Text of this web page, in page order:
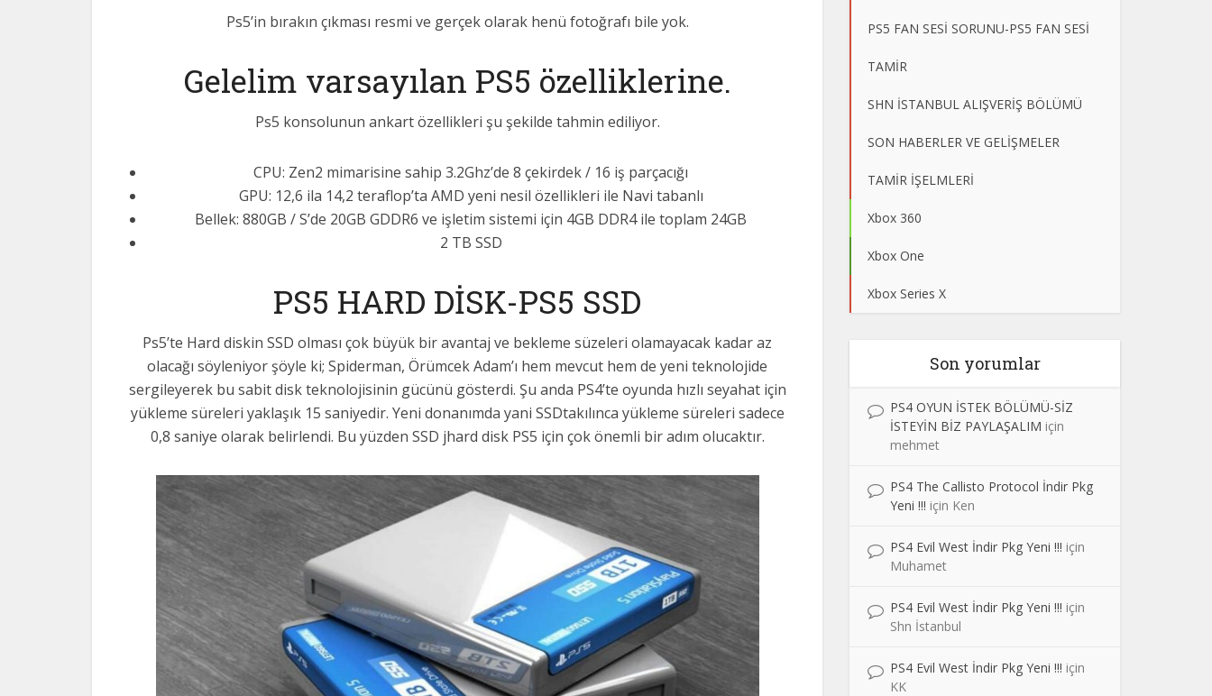
Ps5’in bırakın çıkması resmi ve gerçek olarak henü fotoğrafı bile yok.
Gelelim varsayılan PS5 özelliklerine.
Ps5 konsolunun ankart özellikleri şu şekilde tahmin ediliyor.
CPU: Zen2 mimarisine sahip 3.2Ghz’de 8 çekirdek / 16 iş parçacığı
GPU: 12,6 ila 14,2 teraflop’ta AMD yeni nesil özellikleri ile Navi tabanlı
Bellek: 880GB / S’de 20GB GDDR6 ve işletim sistemi için 4GB DDR4 ile toplam 24GB
2 TB SSD
PS5 HARD DİSK-PS5 SSD
Ps5’te Hard diskin SSD olması çok büyük bir avantaj ve bekleme süzeleri olamayacak kadar az
olacağı söyleniyor şöyle ki; Spiderman, Örümcek Adam’ı hem mevcut hem de yeni teknolojide
sergileyerek bu sabit disk teknolojisinin gücünü gösterdi. Şu anda PS4’te oyunda hızlı seyahat için
yükleme süreleri yaklaşık 15 saniyedir. Yeni donanımda yani SSDtakılınca yükleme süreleri sadece
0,8 saniye olarak belirlendi. Bu yüzden SSD jhard disk PS5 için çok önemli bir adım olucaktır.
PS5 FAN SESİ SORUNU-PS5 FAN SESİ
TAMİR
SHN İSTANBUL ALIŞVERİŞ BÖLÜMÜ
SON HABERLER VE GELİŞMELER
TAMİR İŞELMLERİ
Xbox 360
Xbox One
Xbox Series X
Son yorumlar
PS4 OYUN İSTEK BÖLÜMÜ-SİZ
İSTEYİN BİZ PAYLAŞALIM için
mehmet
PS4 The Callisto Protocol İndir Pkg
Yeni !!! için Ken
PS4 Evil West İndir Pkg Yeni !!! için
Muhamet
PS4 Evil West İndir Pkg Yeni !!! için
Shn İstanbul
PS4 Evil West İndir Pkg Yeni !!! için
KK